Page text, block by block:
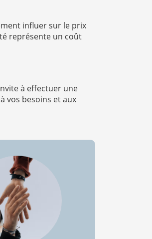
influer sur le prix
représente un coût
à effectuer une
vos besoins et aux